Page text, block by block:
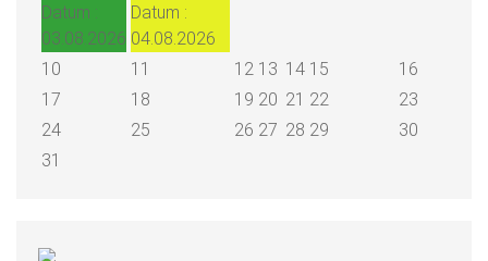
Datum :
03.08.2026
Datum :
04.08.2026
10 11 12 13 14 15
16
17
18 19 20 21 22
23
24
25 26 27 28 29
30
31